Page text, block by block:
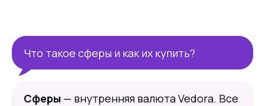
Что такое сферы и как их купить?
Сферы — внутренняя валюта Vedo­ra. Все